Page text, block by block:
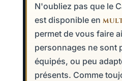
N'oubliez pas que le
est disponible en
permet de vous faire
personnages ne sont
équipés, ou peu
présents. Comme